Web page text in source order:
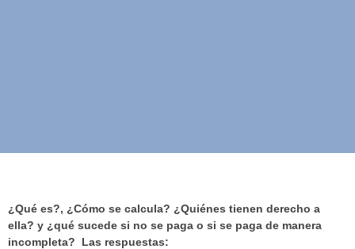
¿Qué es?, ¿Cómo se calcula? ¿Quiénes tienen derecho a
ella? y ¿qué sucede si no se paga o si se paga de manera
incompleta? Las respuestas: